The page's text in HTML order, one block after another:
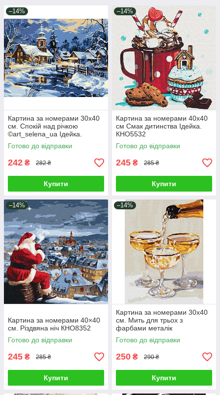
–14%
Картина за номерами 30х40
см. Спокій над річкою
©art_selena_ua Ідейка.
KHO6425
Готово до відправки
242 ₴ 282 ₴
Купити
–14%
Картина за номерами 40х40
см Смак дитинства Ідейка.
КНО5532
Готово до відправки
245 ₴ 285 ₴
Купити
–14%
Картина за номерами 40×40
см. Різдвяна ніч КHO8352
Готово до відправки
245 ₴ 285 ₴
Купити
–14%
Картина за номерами 30х40
см. Мить для трьох з
фарбами металік
©art_selena_ua Ідейка.
KHO5746
Готово до відправки
250 ₴ 290 ₴
Купити